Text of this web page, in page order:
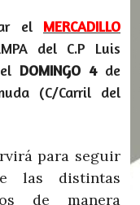
el MERCADILLO
del C.P Luis
DOMINGO 4 de
(C/Carril del
para seguir
las distintas
de manera